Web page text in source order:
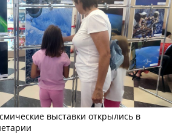
выставки открылись в